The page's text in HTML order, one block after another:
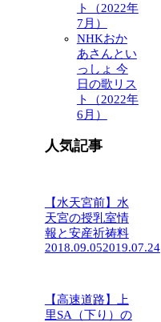
ト（2022年
7月）
NHKおか
あさんとい
っしょ 今
日の歌リス
ト（2022年
6月）
人気記事
【水天宮前】水
天宮の授乳室情
報と安産祈祷料
2018.09.052019.07.24
【高速道路】上
里SA（下り）の